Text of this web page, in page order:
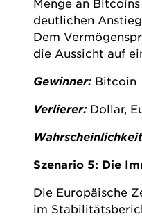
Menge an
deutlichen
Dem
die Aussicht auf
Gewinner: Bitcoin
Verlierer: Dollar,
Szenario 5: Die
Die Europäische
im